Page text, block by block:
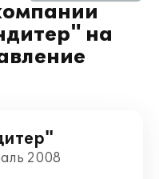
на
2008